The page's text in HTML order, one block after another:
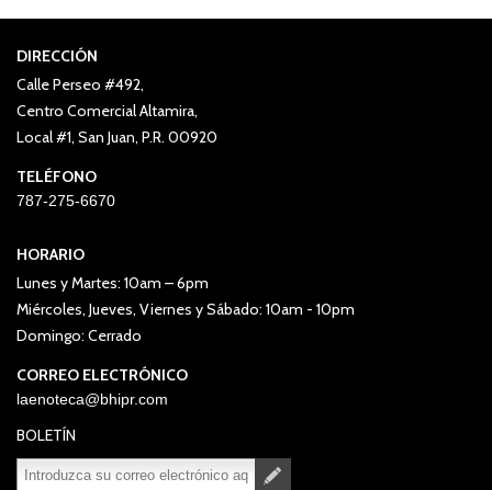
DIRECCIÓN
Calle Perseo #492,
Centro Comercial Altamira,
Local #1, San Juan, P.R. 00920
TELÉFONO
787-275-6670
HORARIO
Lunes y Martes: 10am – 6pm
Miércoles, Jueves, Viernes y Sábado: 10am - 10pm
Domingo: Cerrado
CORREO ELECTRÓNICO
laenoteca@bhipr.com
BOLETÍN